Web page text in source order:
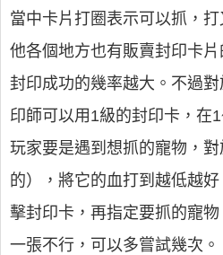
當中卡片打圈表示可以抓，
他各個地方也有販賣封印卡片
封印成功的幾率越大。不過
印師可以用1級的封印卡，在
玩家要是遇到想抓的寵物，
的），將它的血打到越低越
擊封印卡，再指定要抓的寵
一張不行，可以多嘗試幾次。